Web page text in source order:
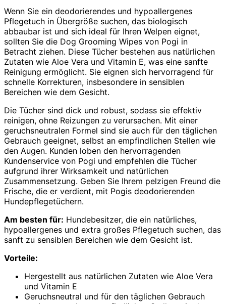
Wenn Sie ein deodorierendes und hypoallergenes
Pflegetuch in Übergröße suchen, das biologisch
abbaubar ist und sich ideal für Ihren Welpen eignet,
sollten Sie die Dog Grooming Wipes von Pogi in
Betracht ziehen. Diese Tücher bestehen aus natürlichen
Zutaten wie Aloe Vera und Vitamin E, was eine sanfte
Reinigung ermöglicht. Sie eignen sich hervorragend für
schnelle Korrekturen, insbesondere in sensiblen
Bereichen wie dem Gesicht.
Die Tücher sind dick und robust, sodass sie effektiv
reinigen, ohne Reizungen zu verursachen. Mit einer
geruchsneutralen Formel sind sie auch für den täglichen
Gebrauch geeignet, selbst an empfindlichen Stellen wie
den Augen. Kunden loben den hervorragenden
Kundenservice von Pogi und empfehlen die Tücher
aufgrund ihrer Wirksamkeit und natürlichen
Zusammensetzung. Geben Sie Ihrem pelzigen Freund die
Frische, die er verdient, mit Pogis deodorierenden
Hundepflegetüchern.
Am besten für: Hundebesitzer, die ein natürliches,
hypoallergenes und extra großes Pflegetuch suchen, das
sanft zu sensiblen Bereichen wie dem Gesicht ist.
Vorteile:
Hergestellt aus natürlichen Zutaten wie Aloe Vera
und Vitamin E
Geruchsneutral und für den täglichen Gebrauch